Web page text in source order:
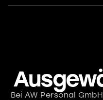
Bei AW Personal